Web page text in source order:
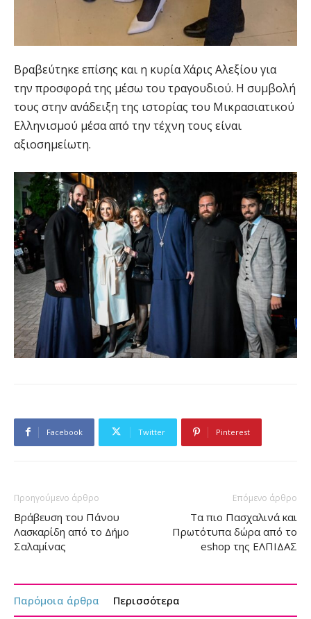
Βραβεύτηκε επίσης και η κυρία Χάρις Αλεξίου για
την προσφορά της μέσω του τραγουδιού. Η συμβολή
τους στην ανάδειξη της ιστορίας του Μικρασιατικού
Ελληνισμού μέσα από την τέχνη τους είναι
αξιοσημείωτη.
Facebook Twitter Pinterest
Προηγούμενο άρθρο
Βράβευση του Πάνου
Λασκαρίδη από το Δήμο
Σαλαμίνας
Επόμενο άρθρο
Τα πιο Πασχαλινά και
Πρωτότυπα δώρα από το
eshop της ΕΛΠΙΔΑΣ
Παρόμοια άρθρα Περισσότερα